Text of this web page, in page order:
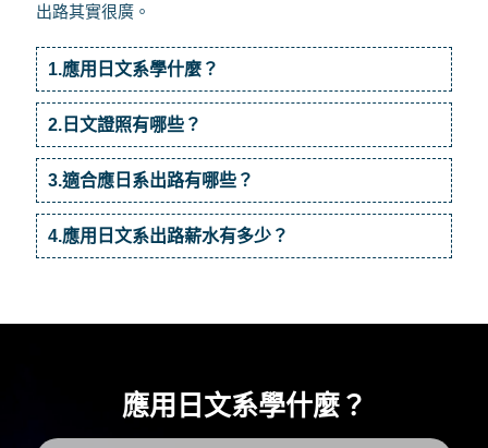
出路其實很廣。
1.應用日文系學什麼？
2.日文證照有哪些？
3.適合應日系出路有哪些？
4.應用日文系出路薪水有多少？
應用日文系學什麼？